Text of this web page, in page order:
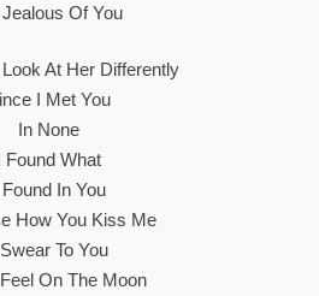
Of You
At Her Differently
I Met You
In None
Found What
Found In You
How You Kiss Me
To You
On The Moon